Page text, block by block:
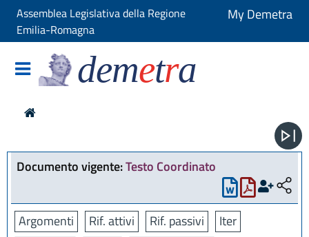
Assemblea Legislativa della Regione
Emilia-Romagna
My Demetra
demetra
Documento vigente:Testo Coordinato
Argomenti Rif. attivi Rif. passivi
Iter